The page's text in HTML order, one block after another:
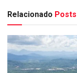
Relacionado Posts